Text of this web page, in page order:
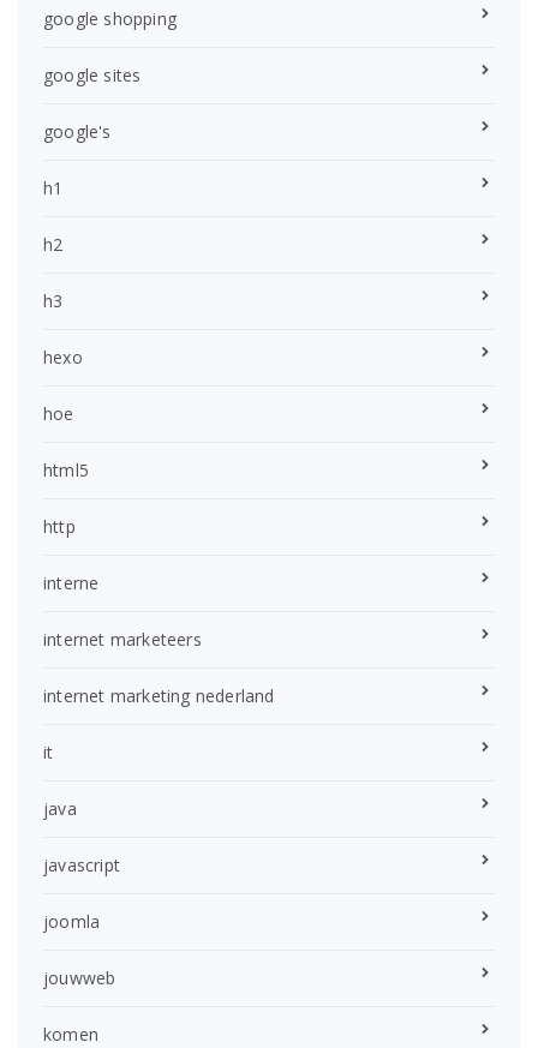
google shopping
google sites
google's
h1
h2
h3
hexo
hoe
html5
http
interne
internet marketeers
internet marketing nederland
it
java
javascript
joomla
jouwweb
komen